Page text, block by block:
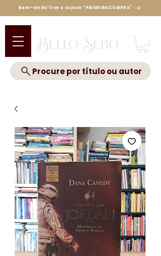
Bello Sebo
Procure por título ou autor
Bem-vindo! Use o cupom "PRIMEIRACOMPRA" ✨📖